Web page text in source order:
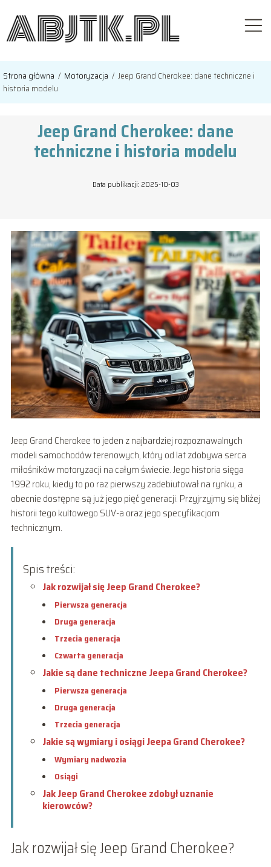
Strona główna / Motoryzacja / Jeep Grand Cherokee: dane techniczne i
historia modelu
Jeep Grand Cherokee: dane
techniczne i historia modelu
Data publikacji: 2025-10-03
Jeep Grand Cherokee to jeden z najbardziej rozpoznawalnych
modeli samochodów terenowych, który od lat zdobywa serca
miłośników motoryzacji na całym świecie. Jego historia sięga
1992 roku, kiedy to po raz pierwszy zadebiutował na rynku, a
obecnie dostępne są już jego pięć generacji. Przyjrzyjmy się bliżej
historii tego kultowego SUV-a oraz jego specyfikacjom
technicznym.
Spis treści:
Jak rozwijał się Jeep Grand Cherokee?
Pierwsza generacja
Druga generacja
Trzecia generacja
Czwarta generacja
Jakie są dane techniczne Jeepa Grand Cherokee?
Pierwsza generacja
Druga generacja
Trzecia generacja
Jakie są wymiary i osiągi Jeepa Grand Cherokee?
Wymiary nadwozia
Osiągi
Jak Jeep Grand Cherokee zdobył uznanie
kierowców?
Jak rozwijał się Jeep Grand Cherokee?